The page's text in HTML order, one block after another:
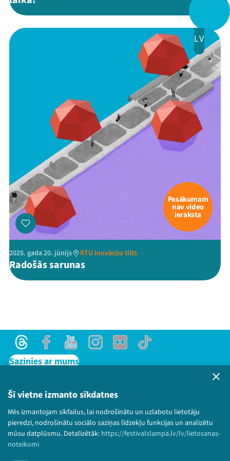
Šī vietne izmanto sīkdatnes
Mēs izmantojam sīkfailus, lai nodrošinātu un uzlabotu lietotāju
pieredzi, nodrošinātu sociālo saziņas līdzekļu funkcijas un analizētu
mūsu datplūsmu. Detalizētāk: https://festivalslampa.lv/lv/lietosanas-
noteikumi
Kontakti
ThreadsFacebookYoutube
X Instagram
Flick TikTok
LV
Pasākumam
nav video
ieraksta
2025. gada 20. jūnijs RTU inovāciju tilts
Radošās sarunas
ThreadsFacebookYoutubeInstagram
Flick TikTok
Sazinies ar mums
Lietošanas noteikumi un sīkdatņu politika
Bērnu aizsardzības politika
© 2026 Sarunu festivāls LAMPA Visas tiesības
paturētas.